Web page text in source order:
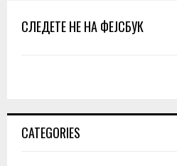
СЛЕДЕТЕ НЕ НА ФЕЈСБУК
CATEGORIES